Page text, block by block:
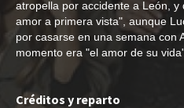
atropella por accidente a León,
amor a primera vista", aunque
por casarse en una semana con
momento era "el amor de su
Créditos y reparto